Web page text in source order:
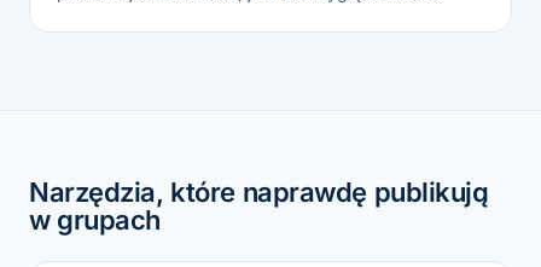
Narzędzia, które naprawdę publikują
w grupach